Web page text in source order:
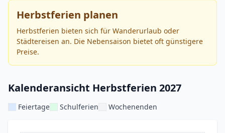
Herbstferien planen
Herbstferien bieten sich für Wanderurlaub oder
Städtereisen an. Die Nebensaison bietet oft günstigere
Preise.
Kalenderansicht Herbstferien 2027
Feiertage Schulferien Wochenenden